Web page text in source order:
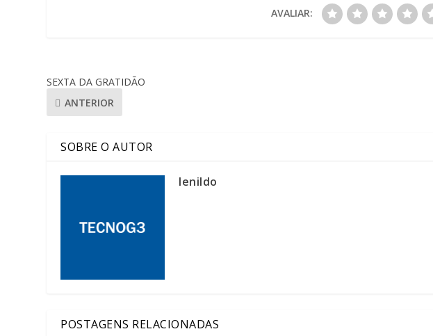
AVALIAR:
SEXTA DA GRATIDÃO
ANTERIOR
SOBRE O AUTOR
lenildo
POSTAGENS RELACIONADAS